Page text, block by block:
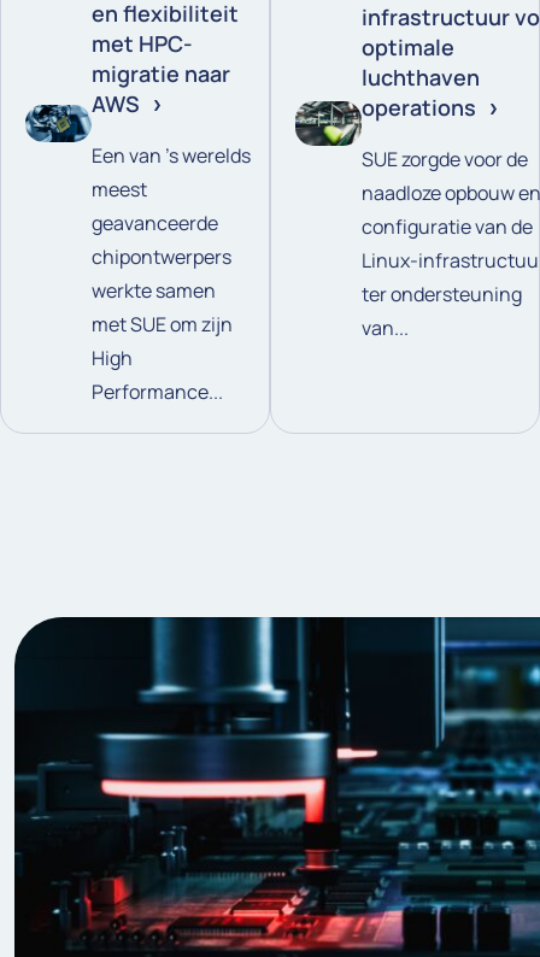
en flexibiliteit
met HPC-
migratie naar
AWS
Een van ’s werelds
meest
geavanceerde
chipontwerpers
werkte samen
met SUE om zijn
High
Performance...
infrastructuur
optimale
luchthaven
operations
SUE zorgde voor de
naadloze opbouw en
configuratie van de
Linux-
ter ondersteuning
van...